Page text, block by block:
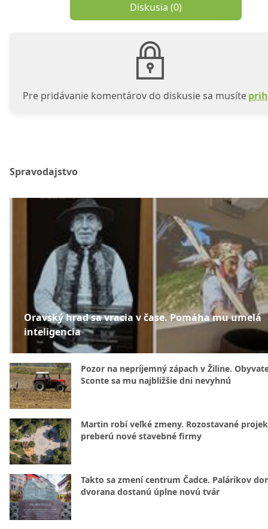
Diskusia (0)
Pre pridávanie komentárov do diskusie sa musíte
Spravodajstvo
Oravský hrad sa vracia v čase. Pomáha mu umelá
inteligencia
Pozor na nepríjemný zápach v Žiline.
Sconte sa mu najbližšie dni nevyhnú
Martin robí veľké zmeny. Rozostavané
preberú nové stavebné firmy
Takto sa zmení centrum Čadce. Palárikov
dvorana dostanú úplne novú tvár